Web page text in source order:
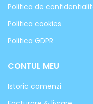
Politica de
Politica cookies
Politica GDPR
CONTUL MEU
Istoric comenzi